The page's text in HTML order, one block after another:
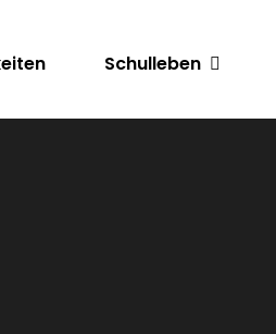
Schulleben